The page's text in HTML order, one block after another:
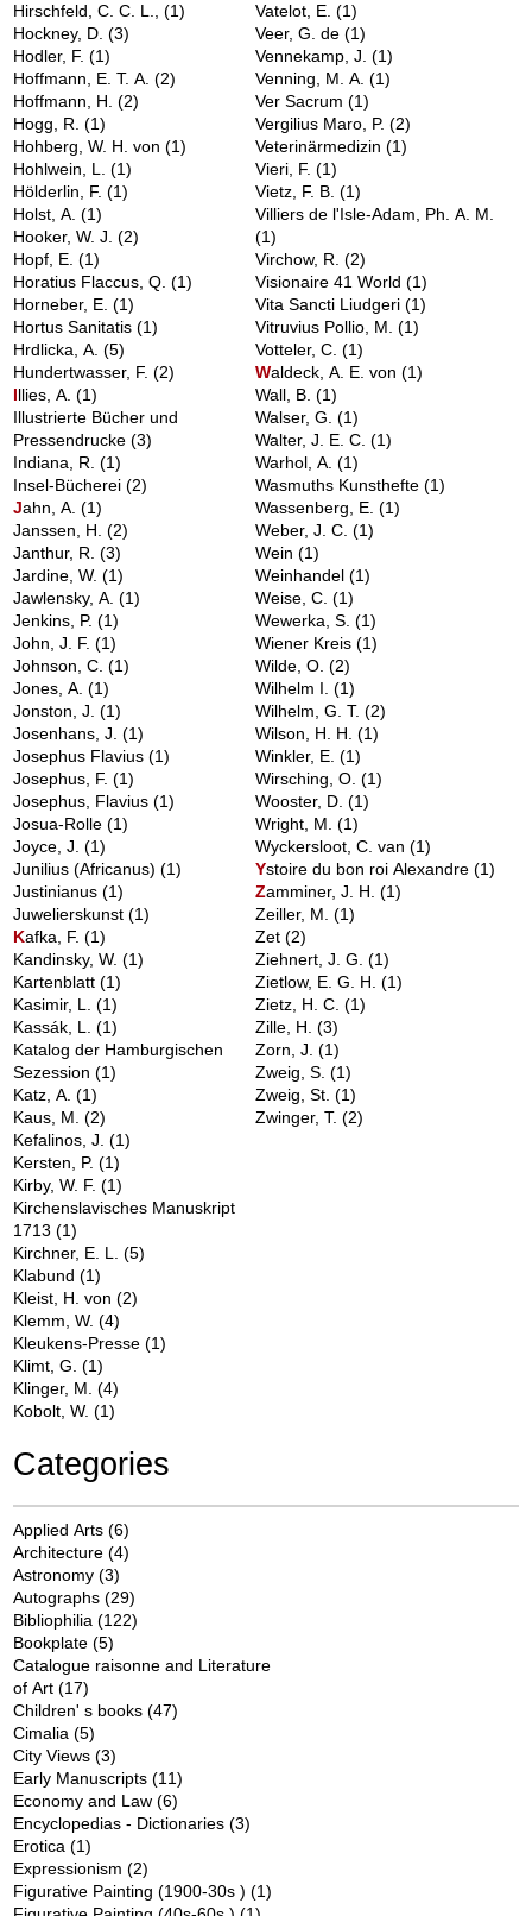
Hirschfeld, C. C. L.,(1)
Hockney, D.(3)
Hodler, F.(1)
Hoffmann, E. T. A.(2)
Hoffmann, H.(2)
Hogg, R.(1)
Hohberg, W. H. von(1)
Hohlwein, L.(1)
Hölderlin, F.(1)
Holst, A.(1)
Hooker, W. J.(2)
Hopf, E.(1)
Horatius Flaccus, Q.(1)
Horneber, E.(1)
Hortus Sanitatis(1)
Hrdlicka, A.(5)
Hundertwasser, F.(2)
Illies, A.(1)
Illustrierte Bücher und
Pressendrucke(3)
Indiana, R.(1)
Insel-Bücherei(2)
Jahn, A.(1)
Janssen, H.(2)
Janthur, R.(3)
Jardine, W.(1)
Jawlensky, A.(1)
Jenkins, P.(1)
John, J. F.(1)
Johnson, C.(1)
Jones, A.(1)
Jonston, J.(1)
Josenhans, J.(1)
Josephus Flavius(1)
Josephus, F.(1)
Josephus, Flavius(1)
Josua-Rolle(1)
Joyce, J.(1)
Junilius (Africanus)(1)
Justinianus(1)
Juwelierskunst(1)
Kafka, F.(1)
Kandinsky, W.(1)
Kartenblatt(1)
Kasimir, L.(1)
Kassák, L.(1)
Katalog der Hamburgischen
Sezession(1)
Katz, A.(1)
Kaus, M.(2)
Kefalinos, J.(1)
Kersten, P.(1)
Kirby, W. F.(1)
Kirchenslavisches Manuskript
1713(1)
Kirchner, E. L.(5)
Klabund(1)
Kleist, H. von(2)
Klemm, W.(4)
Kleukens-Presse(1)
Klimt, G.(1)
Klinger, M.(4)
Kobolt, W.(1)
Vatelot, E.(1)
Veer, G. de(1)
Vennekamp, J.(1)
Venning, M. A.(1)
Ver Sacrum(1)
Vergilius Maro, P.(2)
Veterinärmedizin(1)
Vieri, F.(1)
Vietz, F. B.(1)
Villiers de l'Isle-Adam, Ph. A. M.
(1)
Virchow, R.(2)
Visionaire 41 World(1)
Vita Sancti Liudgeri(1)
Vitruvius Pollio, M.(1)
Votteler, C.(1)
Waldeck, A. E. von(1)
Wall, B.(1)
Walser, G.(1)
Walter, J. E. C.(1)
Warhol, A.(1)
Wasmuths Kunsthefte(1)
Wassenberg, E.(1)
Weber, J. C.(1)
Wein(1)
Weinhandel(1)
Weise, C.(1)
Wewerka, S.(1)
Wiener Kreis(1)
Wilde, O.(2)
Wilhelm I.(1)
Wilhelm, G. T.(2)
Wilson, H. H.(1)
Winkler, E.(1)
Wirsching, O.(1)
Wooster, D.(1)
Wright, M.(1)
Wyckersloot, C. van(1)
Ystoire du bon roi Alexandre(1)
Zamminer, J. H.(1)
Zeiller, M.(1)
Zet(2)
Ziehnert, J. G.(1)
Zietlow, E. G. H.(1)
Zietz, H. C.(1)
Zille, H.(3)
Zorn, J.(1)
Zweig, S.(1)
Zweig, St.(1)
Zwinger, T.(2)
Categories
Applied Arts (6)
Architecture (4)
Astronomy (3)
Autographs (29)
Bibliophilia (122)
Bookplate (5)
Catalogue raisonne and Literature
of Art (17)
Children' s books (47)
Cimalia (5)
City Views (3)
Early Manuscripts (11)
Economy and Law (6)
Encyclopedias - Dictionaries (3)
Erotica (1)
Expressionism (2)
Figurative Painting (1900-30s ) (1)